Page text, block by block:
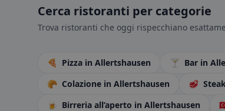
Cerca ristoranti per categorie
Trova ristoranti che oggi rispecchiano
🍕 Pizza in Allertshausen 🍸 Bar in
🥐 Colazione in Allertshausen 🥩
🍺 Birreria all’aperto in Allertshausen